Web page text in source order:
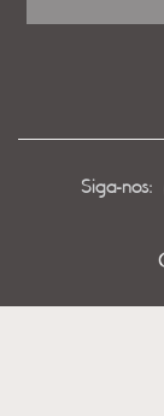
Siga-nos: